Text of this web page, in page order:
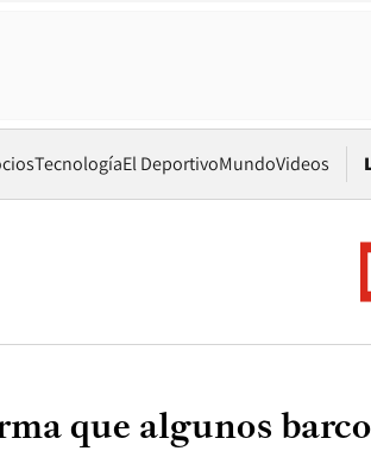
TecnologíaEl DeportivoMundoVideos
que algunos